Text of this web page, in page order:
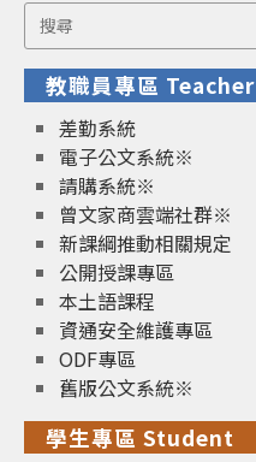
Search
for:
教職員專區 Teacher
差勤系統
電子公文系統※
請購系統※
曾文家商雲端社群※
新課綱推動相關規定
公開授課專區
本土語課程
資通安全維護專區
ODF專區
舊版公文系統※
學生專區 Student